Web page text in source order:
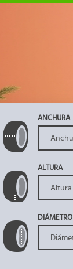
ANCHURA
ALTURA
DIÁMETRO